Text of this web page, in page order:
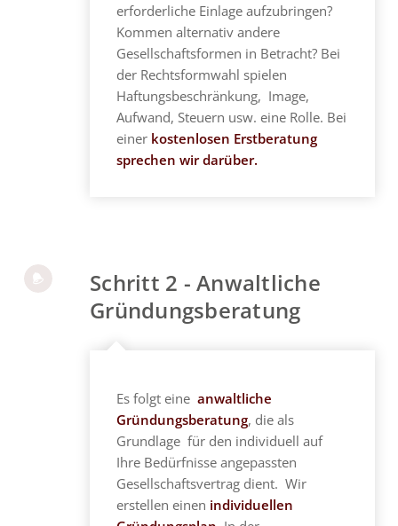
erforderliche Einlage aufzubringen?
Kommen alternativ andere
Gesellschaftsformen in Betracht? Bei
der Rechtsformwahl spielen
Haftungsbeschränkung, Image,
Aufwand, Steuern usw. eine Rolle. Bei
einer kostenlosen Erstberatung
sprechen wir darüber.
Schritt 2 - Anwaltliche
Gründungsberatung
Es folgt eineanwaltliche
Gründungsberatung, die als
Grundlage für den individuell auf
Ihre Bedürfnisse angepassten
Gesellschaftsvertrag dient. Wir
erstellen einen individuellen